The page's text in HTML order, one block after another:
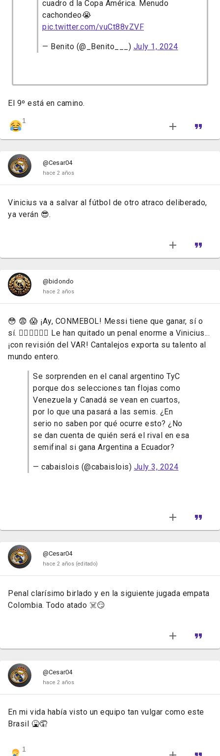
cuadro d la Copa América. Menudo
cachondeo😭
pic.twitter.com/vuCt88vZVF
— Benito (@_Benito___) July 1, 2024
El 9º está en camino.
1
@Cesar04
hace 2 años
Vinicius va a salvar al fútbol de otro atraco deliberado,
ya verán 😎.
@bidondo
hace 2 años
😳 😨 😱 ¡Ay, CONMEBOL! Messi tiene que ganar, sí o
sí. 🤦‍♂️🤦‍♂️🤦‍♂️ Le han quitado un penal enorme a Vinicius...
¡con revisión del VAR! Cantalejos exporta su talento al
mundo entero.
Se sorprenden en el canal argentino TyC
porque dos selecciones tan flojas como
Venezuela y Canadá se vean en cuartos,
por lo que una pasará a las semis. ¿En
serio no saben por qué ocurre esto? ¿No
se dan cuenta de quién será el rival en esa
semifinal si gana Argentina a Ecuador?
— cabaislois (@cabaislois) July 3, 2024
@Cesar04
hace 2 años (editado)
Penal clarísimo birlado y en la siguiente jugada empata
Colombia. Todo atado ☠️😏
@Cesar04
hace 2 años
En mi vida había visto un equipo tan vulgar como este
Brasil 🤮🤦
1